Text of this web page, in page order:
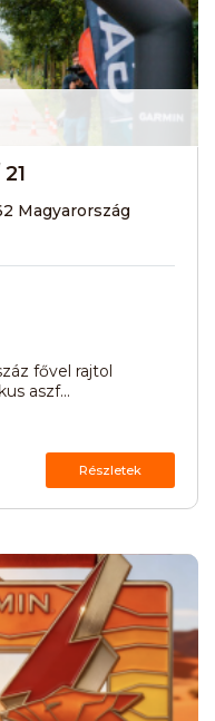
Magyarország
fővel rajtol
aszf...
Részletek